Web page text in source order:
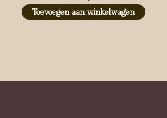
Toevoegen aan winkelwagen